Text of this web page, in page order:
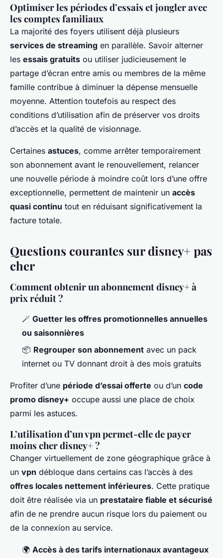
Optimiser les périodes d’essais et jongler avec
les comptes familiaux
La majorité des foyers utilisent déjà plusieurs
services de streaming en parallèle. Savoir alterner
les essais gratuits ou utiliser judicieusement le
partage d’écran entre amis ou membres de la même
famille contribue à diminuer la dépense mensuelle
moyenne. Attention toutefois au respect des
conditions d’utilisation afin de préserver vos droits
d’accès et la qualité de visionnage.
Certaines astuces, comme arrêter temporairement
son abonnement avant le renouvellement, relancer
une nouvelle période à moindre coût lors d’une offre
exceptionnelle, permettent de maintenir un accès
quasi continu tout en réduisant significativement la
facture totale.
Questions courantes sur disney+ pas
cher
Comment obtenir un abonnement disney+ à
prix réduit ?
🪄 Guetter les offres promotionnelles annuelles
ou saisonnières
📦 Regrouper son abonnement avec un pack
internet ou TV donnant droit à des mois gratuits
Profiter d’une période d’essai offerte ou d’un code
promo disney+ occupe aussi une place de choix
parmi les astuces.
L’utilisation d’un vpn permet-elle de payer
moins cher disney+ ?
Changer virtuellement de zone géographique grâce à
un vpn débloque dans certains cas l’accès à des
offres locales nettement inférieures. Cette pratique
doit être réalisée via un prestataire fiable et sécurisé
afin de ne prendre aucun risque lors du paiement ou
de la connexion au service.
🌍 Accès à des tarifs internationaux avantageux